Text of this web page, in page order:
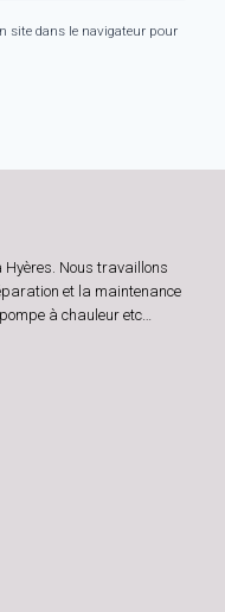
site dans le navigateur pour
Nous travaillons
et la maintenance
à chauleur etc…